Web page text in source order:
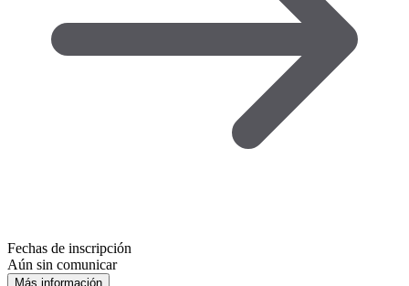
Fechas de inscripción
Aún sin comunicar
Más información